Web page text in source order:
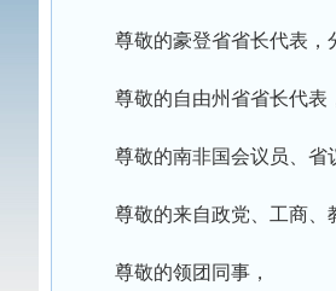
尊敬的豪登省省长代表，
尊敬的自由州省省长代表
尊敬的南非国会议员、省
尊敬的来自政党、工商、
尊敬的领团同事，